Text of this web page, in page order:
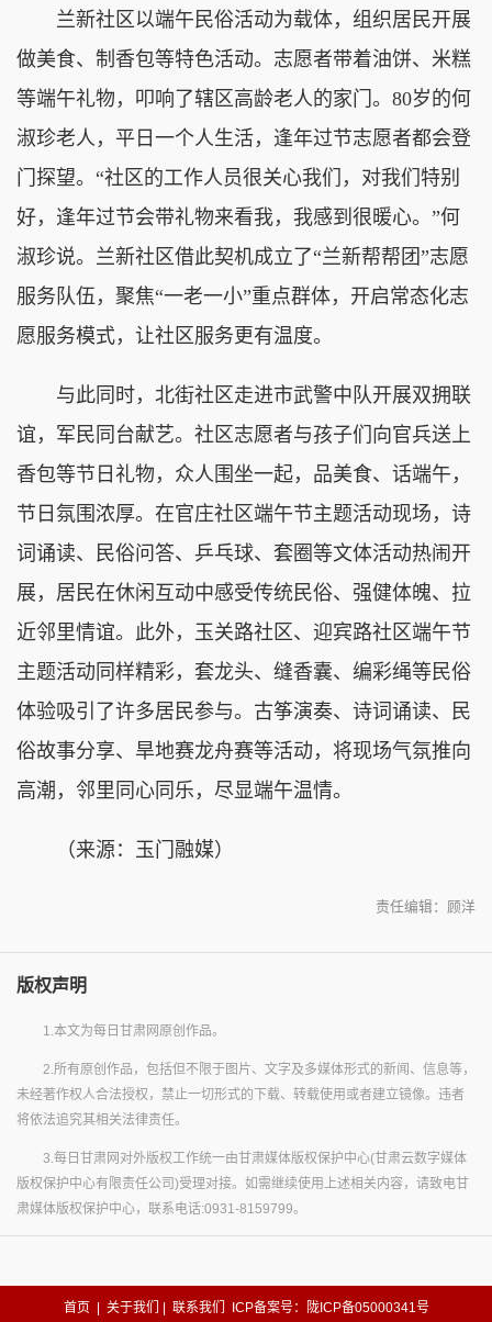
兰新社区以端午民俗活动为载体，组织居民开展
做美食、制香包等特色活动。志愿者带着油饼、米糕
等端午礼物，叩响了辖区高龄老人的家门。80岁的何
淑珍老人，平日一个人生活，逢年过节志愿者都会登
门探望。“社区的工作人员很关心我们，对我们特别
好，逢年过节会带礼物来看我，我感到很暖心。”何
淑珍说。兰新社区借此契机成立了“兰新帮帮团”志愿
服务队伍，聚焦“一老一小”重点群体，开启常态化志
愿服务模式，让社区服务更有温度。
与此同时，北街社区走进市武警中队开展双拥联
谊，军民同台献艺。社区志愿者与孩子们向官兵送上
香包等节日礼物，众人围坐一起，品美食、话端午，
节日氛围浓厚。在官庄社区端午节主题活动现场，诗
词诵读、民俗问答、乒乓球、套圈等文体活动热闹开
展，居民在休闲互动中感受传统民俗、强健体魄、拉
近邻里情谊。此外，玉关路社区、迎宾路社区端午节
主题活动同样精彩，套龙头、缝香囊、编彩绳等民俗
体验吸引了许多居民参与。古筝演奏、诗词诵读、民
俗故事分享、旱地赛龙舟赛等活动，将现场气氛推向
高潮，邻里同心同乐，尽显端午温情。
（来源：玉门融媒）
责任编辑：顾洋
版权声明
1.本文为每日甘肃网原创作品。
2.所有原创作品，包括但不限于图片、文字及多媒体形式的新闻、信息等，
未经著作权人合法授权，禁止一切形式的下载、转载使用或者建立镜像。违者
将依法追究其相关法律责任。
3.每日甘肃网对外版权工作统一由甘肃媒体版权保护中心(甘肃云数字媒体
版权保护中心有限责任公司)受理对接。如需继续使用上述相关内容，请致电甘
肃媒体版权保护中心，联系电话:0931-8159799。
首页 关于我们 联系我们 ICP备案号：陇ICP备05000341号